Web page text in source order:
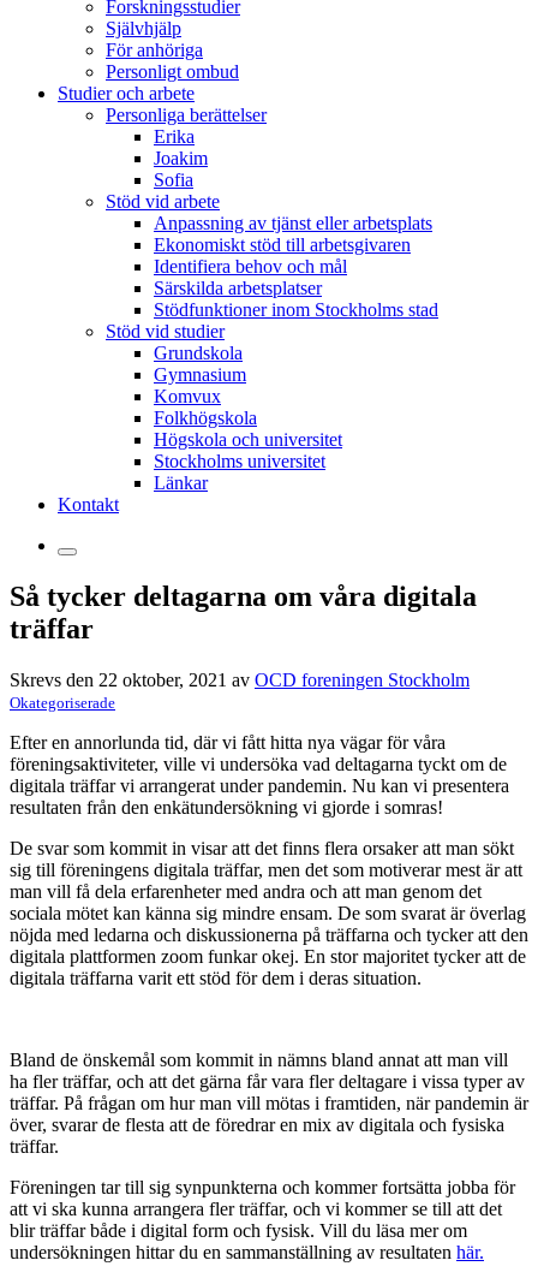
Forskningsstudier
Självhjälp
För anhöriga
Personligt ombud
Studier och arbete
Personliga berättelser
Erika
Joakim
Sofia
Stöd vid arbete
Anpassning av tjänst eller arbetsplats
Ekonomiskt stöd till arbetsgivaren
Identifiera behov och mål
Särskilda arbetsplatser
Stödfunktioner inom Stockholms stad
Stöd vid studier
Grundskola
Gymnasium
Komvux
Folkhögskola
Högskola och universitet
Stockholms universitet
Länkar
Kontakt
Så tycker deltagarna om våra digitala
träffar
Skrevs den 22 oktober, 2021 av OCD foreningen Stockholm
Okategoriserade
Efter en annorlunda tid, där vi fått hitta nya vägar för våra
föreningsaktiviteter, ville vi undersöka vad deltagarna tyckt om de
digitala träffar vi arrangerat under pandemin. Nu kan vi presentera
resultaten från den enkätundersökning vi gjorde i somras!
De svar som kommit in visar att det finns flera orsaker att man sökt
sig till föreningens digitala träffar, men det som motiverar mest är att
man vill få dela erfarenheter med andra och att man genom det
sociala mötet kan känna sig mindre ensam. De som svarat är överlag
nöjda med ledarna och diskussionerna på träffarna och tycker att den
digitala plattformen zoom funkar okej. En stor majoritet tycker att de
digitala träffarna varit ett stöd för dem i deras situation.
Bland de önskemål som kommit in nämns bland annat att man vill
ha fler träffar, och att det gärna får vara fler deltagare i vissa typer av
träffar. På frågan om hur man vill mötas i framtiden, när pandemin är
över, svarar de flesta att de föredrar en mix av digitala och fysiska
träffar.
Föreningen tar till sig synpunkterna och kommer fortsätta jobba för
att vi ska kunna arrangera fler träffar, och vi kommer se till att det
blir träffar både i digital form och fysisk. Vill du läsa mer om
undersökningen hittar du en sammanställning av resultaten här.